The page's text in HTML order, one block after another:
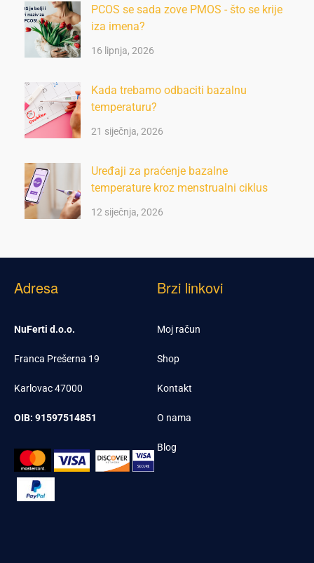
PCOS se sada zove PMOS - što se krije
iza imena?
16 lipnja, 2026
Kada trebamo odbaciti bazalnu
temperaturu?
21 siječnja, 2026
Uređaji za praćenje bazalne
temperature kroz menstrualni ciklus
12 siječnja, 2026
Brzi linkovi
Moj račun
Shop
Kontakt
O nama
Blog
Adresa
NuFerti d.o.o.
Franca Prešerna 19
Karlovac 47000
OIB: 91597514851